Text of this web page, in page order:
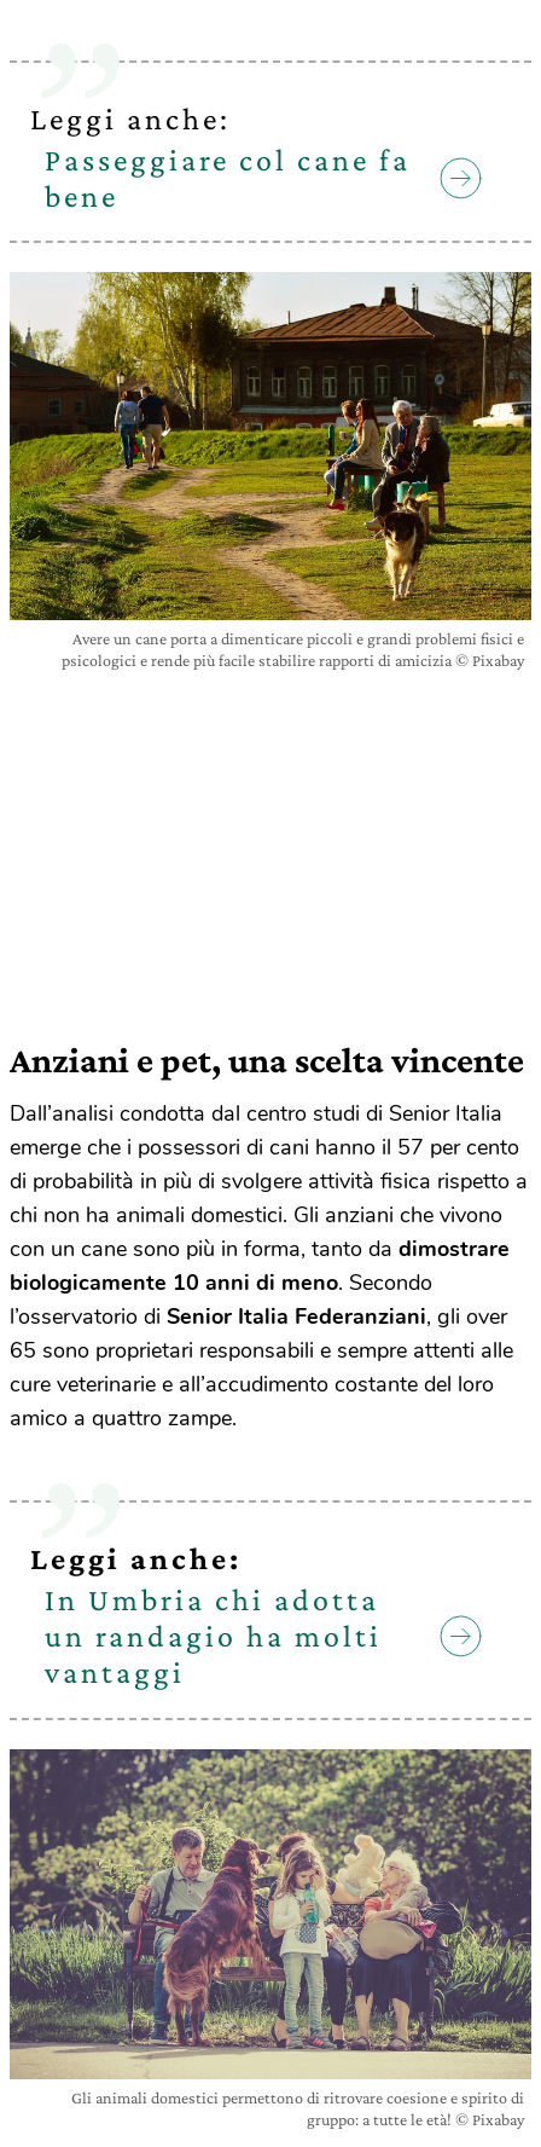
Leggi anche:
Passeggiare col cane fa
bene
Avere un cane porta a dimenticare piccoli e grandi problemi fisici e
psicologici e rende più facile stabilire rapporti di amicizia © Pixabay
Anziani e pet, una scelta vincente
Dall’analisi condotta dal centro studi di Senior Italia
emerge che i possessori di cani hanno il 57 per cento
di probabilità in più di svolgere attività fisica rispetto a
chi non ha animali domestici. Gli anziani che vivono
con un cane sono più in forma, tanto da dimostrare
biologicamente 10 anni di meno. Secondo
l’osservatorio di Senior Italia Federanziani, gli over
65 sono proprietari responsabili e sempre attenti alle
cure veterinarie e all’accudimento costante del loro
amico a quattro zampe.
Leggi anche:
In Umbria chi adotta
un randagio ha molti
vantaggi
Gli animali domestici permettono di ritrovare coesione e spirito di
gruppo: a tutte le età! © Pixabay